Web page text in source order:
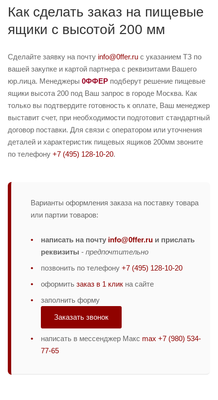
Как сделать заказ на пищевые
ящики с высотой 200 мм
Сделайте заявку на почту info@0ffer.ru с указанием ТЗ по
вашей закупке и картой партнера с реквизитами Вашего
юр.лица. Менеджеры 0ФФЕР подберут решение пищевые
ящики высота 200 под Ваш запрос в городе Москва. Как
только вы подтвердите готовность к оплате, Ваш менеджер
выставит счет, при необходимости подготовит стандартный
договор поставки. Для связи с оператором или уточнения
деталей и характеристик пищевых ящиков 200мм звоните
по телефону +7 (495) 128-10-20.
Варианты оформления заказа на поставку товара
или партии товаров:
написать на почту info@0ffer.ru и прислать
реквизиты - предпочтительно
позвонить по телефону +7 (495) 128-10-20
оформить заказ в 1 клик на сайте
заполнить форму
Заказать звонок
написать в мессенджер Макс max +7 (980) 534-
77-65